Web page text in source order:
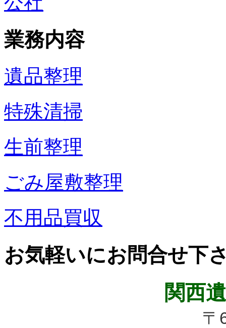
業務内容
遺品整理
特殊清掃
生前整理
ごみ屋敷整理
不用品買収
お気軽いにお問合せ下
関西
〒